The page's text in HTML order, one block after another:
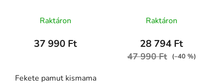
N
Raktáron
37 990 Ft
Fekete pamut kismama
WRUP1BHC001ORG,
Ntermék
átlagos
értékelése
Raktáron
28 794 Ft
47 990 Ft (–40 %)